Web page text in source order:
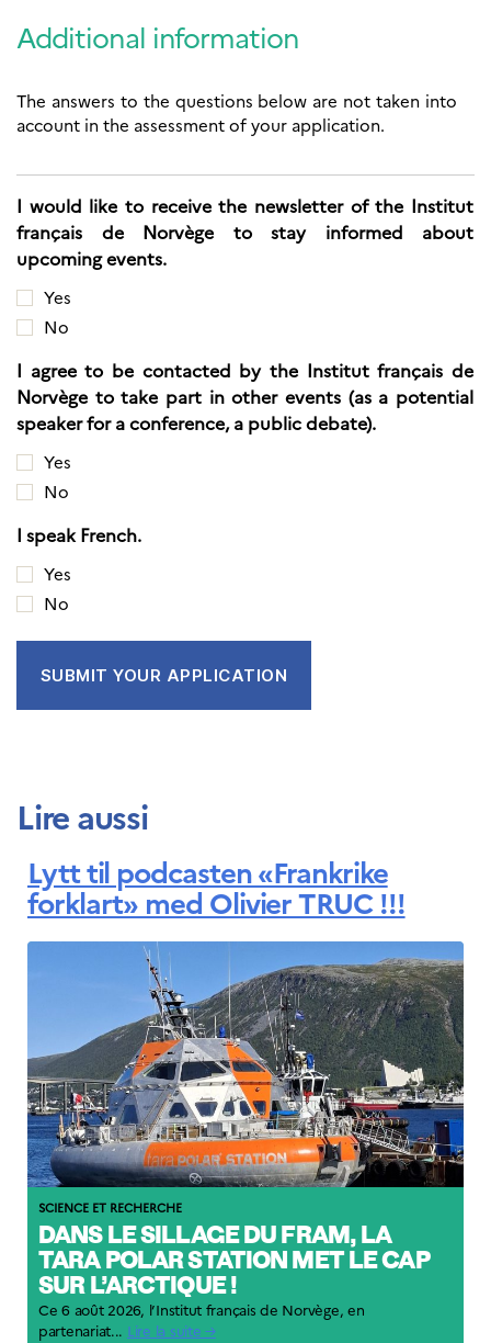
Additional information
The answers to the questions below are not taken into
account in the assessment of your application.
I would like to receive the newsletter of the Institut
français de Norvège to stay informed about
upcoming events.
Yes
No
I agree to be contacted by the Institut français de
Norvège to take part in other events (as a potential
speaker for a conference, a public debate).
Yes
No
I speak French.
Yes
No
Lire aussi
Lytt til podcasten «Frankrike
forklart» med Olivier TRUC !!!
SCIENCE ET RECHERCHE
DANS LE SILLAGE DU FRAM, LA
TARA POLAR STATION MET LE CAP
SUR L’ARCTIQUE !
Ce 6 août 2026, l’Institut français de Norvège, en
partenariat... Lire la suite →